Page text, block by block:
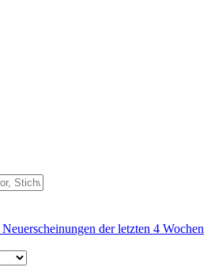
Neuerscheinungen der letzten 4 Wochen